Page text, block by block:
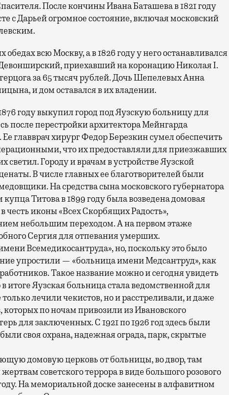
После кончины Ивана Баташева в 1821 году
с Дарьей огромное состояние, включая московский
всю Москву, а в 1826 году у него останавливался
приехавший на коронацию Николая I.
за 65 тысяч рублей. Дочь Шепелевых Анна
и дом оставался в их владении.
году выкупил город под Яузскую больницу для
после перестройки архитектора Мейнгарда
главврач хирург Федор Березкин сумел обеспечить
что их предоставляли для приезжавших
Городу и врачам в устройстве Яузской
В числе главных ее благотворителей были
На средства сына московского губернатора
Титова в 1899 году была возведена домовая
честь иконы «Всех Скорбящих Радость»,
небольшим переходом. А на первом этаже
Сергия для отпевания умерших.
Всемедикосантруда», но, поскольку это было
упростили — «больница имени Медсантруд», как
Такое название можно и сегодня увидеть
итоге Яузская больница стала ведомственной для
лечили чекистов, но и расстреливали, и даже
по ночам привозили из Ивановского
для заключенных. С 1921 по 1926 год здесь были
своя охрана, надежная ограда, парк, скрытые
домовую церковь от больницы, во двор, там
советского террора в виде большого розового
На мемориальной доске занесены в алфавитном